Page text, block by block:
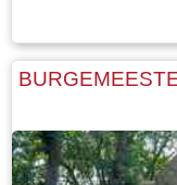
linker restaurant
voormalige
voorraad strekt
“Laaksumer
gevangen